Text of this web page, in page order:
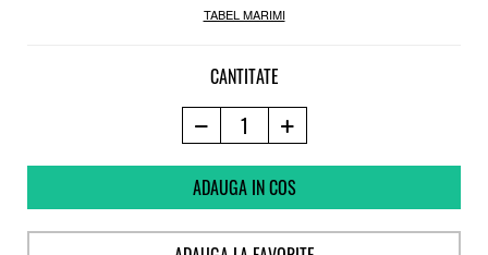
TABEL MARIMI
CANTITATE
ADAUGA IN COS